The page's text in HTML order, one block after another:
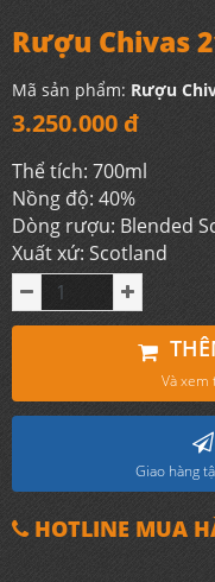
Rượu Chivas
Mã sản phẩm: Rượu
3.250.000 đ
Thể tích: 700ml
Nồng độ: 40%
Dòng rượu: Blended
Xuất xứ: Scotland
Và xem
Giao hàng
HOTLINE MUA